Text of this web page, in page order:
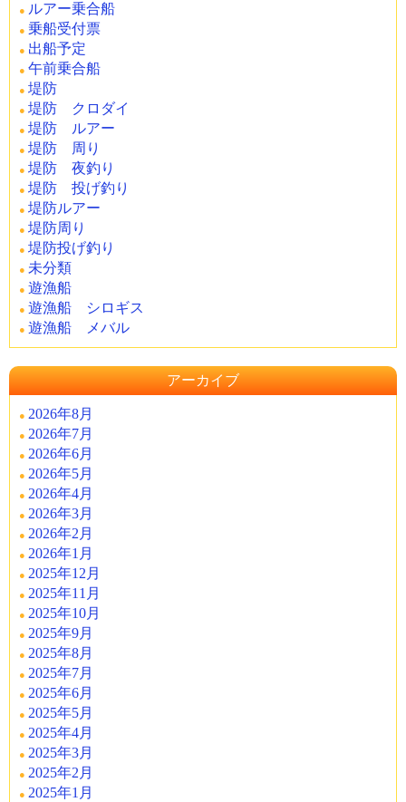
ルアー乗合船
乗船受付票
出船予定
午前乗合船
堤防
堤防 クロダイ
堤防 ルアー
堤防 周り
堤防 夜釣り
堤防 投げ釣り
堤防ルアー
堤防周り
堤防投げ釣り
未分類
遊漁船
遊漁船 シロギス
遊漁船 メバル
アーカイブ
2026年8月
2026年7月
2026年6月
2026年5月
2026年4月
2026年3月
2026年2月
2026年1月
2025年12月
2025年11月
2025年10月
2025年9月
2025年8月
2025年7月
2025年6月
2025年5月
2025年4月
2025年3月
2025年2月
2025年1月